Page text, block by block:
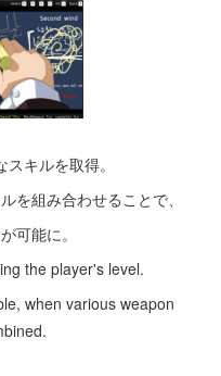
キルを取得。
を組み合わせることで、
可能に。
the player's level.
when various weapon